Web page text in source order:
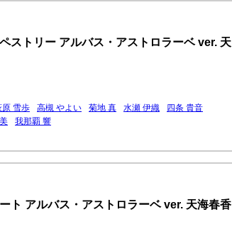
ストリー アルバス・アストロラーベ ver. 天
原 雪歩 高槻 やよい 菊地 真 水瀬 伊織
四条 貴音
我那覇 響
ト アルバス・アストロラーベ ver. 天海春香